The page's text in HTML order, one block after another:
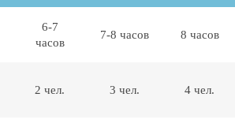
6-7
часов
7-8 часов 8 часов
2 чел. 3 чел. 4 чел.